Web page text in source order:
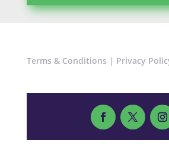
Terms & Conditions | Privacy